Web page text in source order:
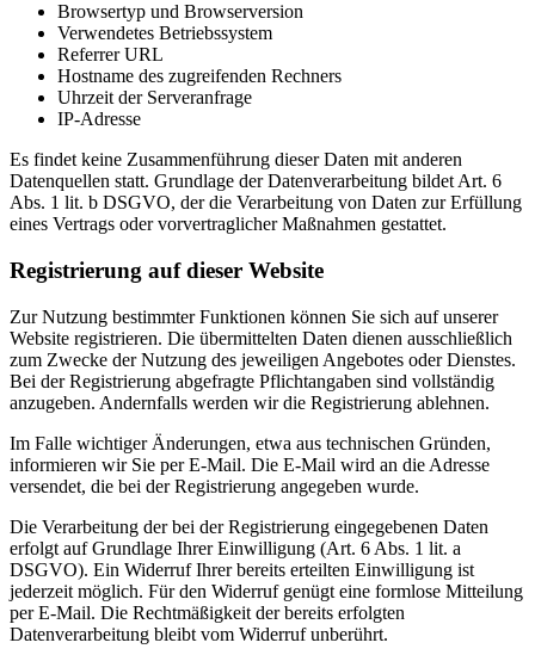
Browsertyp und Browserversion
Verwendetes Betriebssystem
Referrer URL
Hostname des zugreifenden Rechners
Uhrzeit der Serveranfrage
IP-Adresse
Es findet keine Zusammenführung dieser Daten mit anderen
Datenquellen statt. Grundlage der Datenverarbeitung bildet Art. 6
Abs. 1 lit. b DSGVO, der die Verarbeitung von Daten zur Erfüllung
eines Vertrags oder vorvertraglicher Maßnahmen gestattet.
Registrierung auf dieser Website
Zur Nutzung bestimmter Funktionen können Sie sich auf unserer
Website registrieren. Die übermittelten Daten dienen ausschließlich
zum Zwecke der Nutzung des jeweiligen Angebotes oder Dienstes.
Bei der Registrierung abgefragte Pflichtangaben sind vollständig
anzugeben. Andernfalls werden wir die Registrierung ablehnen.
Im Falle wichtiger Änderungen, etwa aus technischen Gründen,
informieren wir Sie per E-Mail. Die E-Mail wird an die Adresse
versendet, die bei der Registrierung angegeben wurde.
Die Verarbeitung der bei der Registrierung eingegebenen Daten
erfolgt auf Grundlage Ihrer Einwilligung (Art. 6 Abs. 1 lit. a
DSGVO). Ein Widerruf Ihrer bereits erteilten Einwilligung ist
jederzeit möglich. Für den Widerruf genügt eine formlose Mitteilung
per E-Mail. Die Rechtmäßigkeit der bereits erfolgten
Datenverarbeitung bleibt vom Widerruf unberührt.